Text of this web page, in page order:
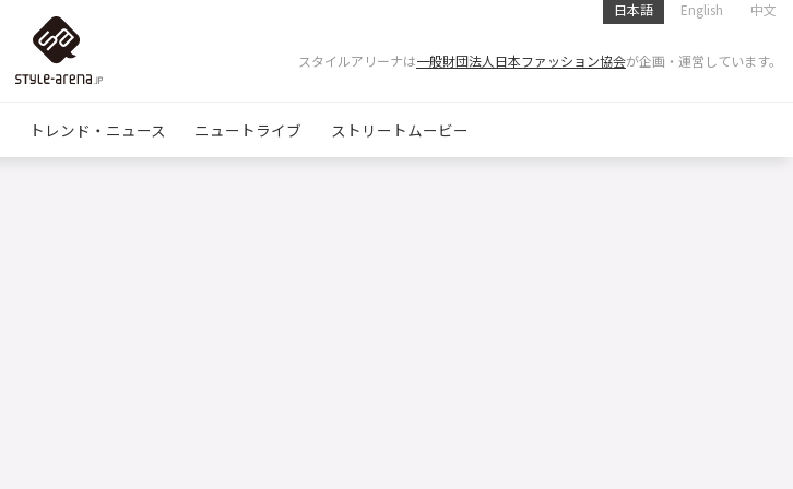
日本語 English 中文
スタイルアリーナは一般財団法人日本ファッション協会が企画・運営しています。
トレンド・ニュース ニュートライブ ストリートムービー